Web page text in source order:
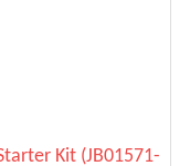
Kit (JB01571-